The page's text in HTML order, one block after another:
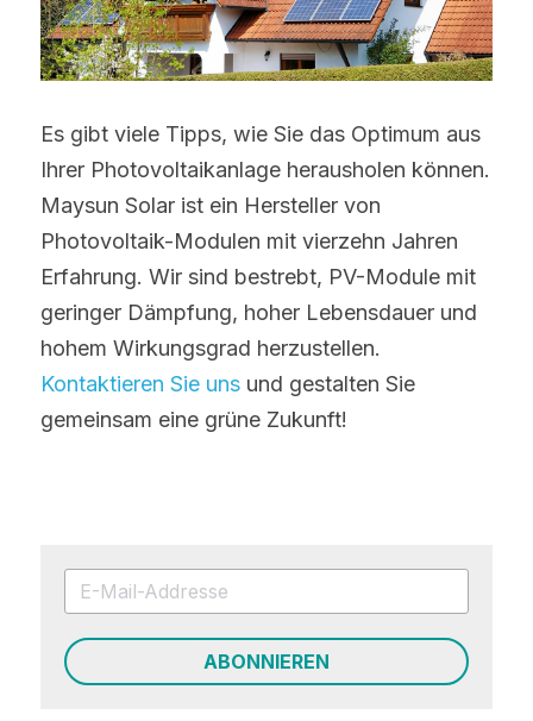
Es gibt viele Tipps, wie Sie das Optimum aus
Ihrer Photovoltaikanlage herausholen können.
Maysun Solar ist ein Hersteller von
Photovoltaik-Modulen mit vierzehn Jahren
Erfahrung. Wir sind bestrebt, PV-Module mit
geringer Dämpfung, hoher Lebensdauer und
Kontaktieren Sie uns und gestalten Sie
gemeinsam eine grüne Zukunft!
ABONNIEREN